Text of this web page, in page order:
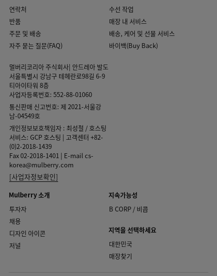
연락처
반품
주문 및 배송
자주 묻는 질문(FAQ)
멀버리코리아 주식회사| 안드레아 발도
서울특별시 강남구 테헤란로98길 6-9
티아이타워 8층
사업자등록번호: 552-88-01060
통신판매 신고번호: 제 2021-서울강
남-04549호
개인정보보호책임자 : 최성철 / 호스팅
서비스: GCP 호스팅 | 고객센터 +82-
(0)2-2018-1439
Fax 02-2018-1401 | E-mail cs-
korea@mulberry.com
[사업자정보확인]
수선 작업
매장 내 서비스
배송, 케어 및 선물 서비스
바이백(Buy Back)
Mulberry 소개
투자자
채용
디자인 아이콘
저널
지속가능성
B CORP / 비콥
지역을 선택하세요
대한민국
매장찾기